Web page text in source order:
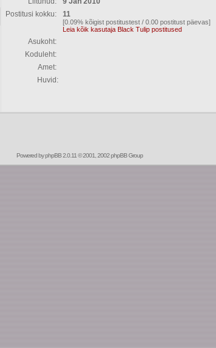
Postitusi kokku:
11
[0.09% kõigist postitustest / 0.00 postitust päevas]
Leia kõik kasutaja Black Tulip postitused
Asukoht:
Koduleht:
Amet:
Huvid:
Powered byphpBB2.0.11 © 2001, 2002 phpBB Group